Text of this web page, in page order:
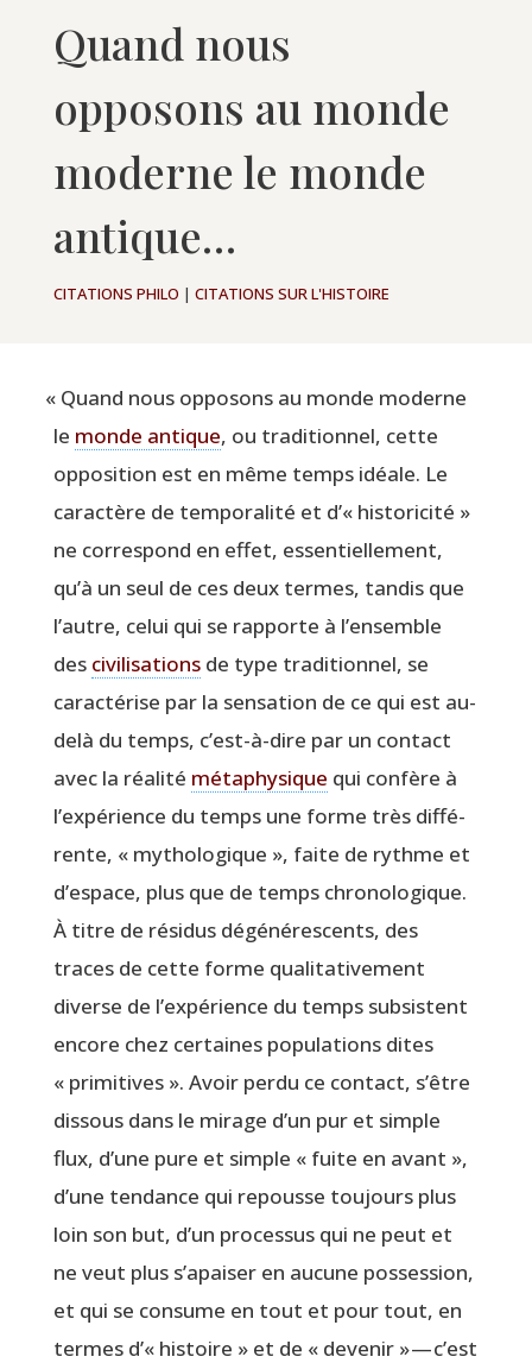
Quand nous
opposons au monde
moderne le monde
antique…
CITATIONS PHILO | CITATIONS SUR L'HISTOIRE
« Quand nous oppo­sons au monde moderne
le monde antique, ou tra­di­tion­nel, cette
oppo­si­tion est en même temps idéale. Le
carac­tère de tem­po­ra­li­té et d’« his­to­ri­ci­té »
ne cor­res­pond en effet, essen­tiel­le­ment,
qu’à un seul de ces deux termes, tan­dis que
l’autre, celui qui se rap­porte à l’ensemble
des civi­li­sa­tionsde type tra­di­tion­nel, se
carac­té­rise par la sen­sa­tion de ce qui est au-
delà du temps, c’est-à-dire par un contact
avec la réa­li­té méta­phy­sique qui confère à
l’expérience du temps une forme très dif­fé­
rente, « mytho­lo­gique », faite de rythme et
d’espace, plus que de temps chro­no­lo­gique.
À titre de rési­dus dégé­né­res­cents, des
traces de cette forme qua­li­ta­ti­ve­ment
diverse de l’expérience du temps sub­sistent
encore chez cer­taines popu­la­tions dites
« pri­mi­tives ». Avoir per­du ce contact, s’être
dis­sous dans le mirage d’un pur et simple
flux, d’une pure et simple « fuite en avant »,
d’une ten­dance qui repousse tou­jours plus
loin son but, d’un pro­ces­sus qui ne peut et
ne veut plus s’apaiser en aucune pos­ses­sion,
et qui se consume en tout et pour tout, en
termes d’« his­toire » et de « deve­nir » — c’est